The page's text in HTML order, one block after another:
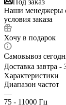
Под заказ
Наши менеджеры
условия заказа
Хочу в подарок
Самовывоз
Доставка завтра -
Характеристики
Диапазон частот
—
75 - 11000 Гц